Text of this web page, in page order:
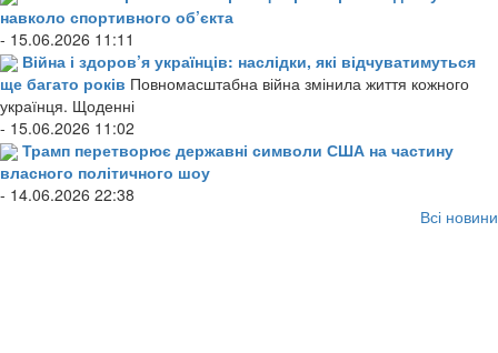
навколо спортивного об’єкта
- 15.06.2026 11:11
Війна і здоров’я українців: наслідки, які відчуватимуться
ще багато років Повномасштабна війна змінила життя кожного
українця. Щоденні
- 15.06.2026 11:02
Трамп перетворює державні символи США на частину
власного політичного шоу
- 14.06.2026 22:38
Всі новини